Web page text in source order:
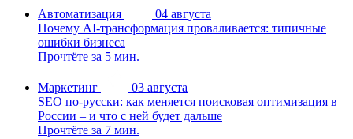
Автоматизация
04 августа
Почему AI-трансформация проваливается: типичные
ошибки бизнеса
Прочтёте за 5 мин.
Маркетинг
03 августа
SEO по-русски: как меняется поисковая оптимизация в
России – и что с ней будет дальше
Прочтёте за 7 мин.